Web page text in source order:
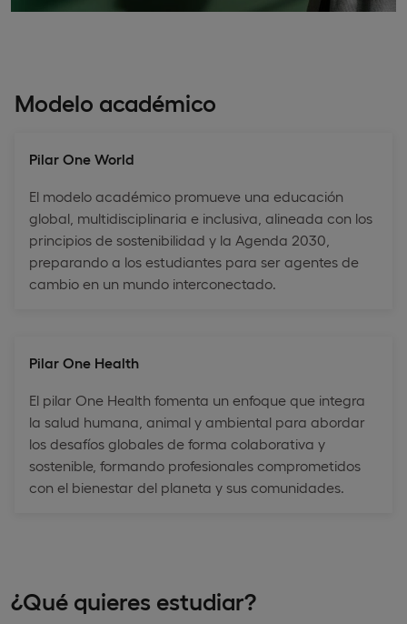
Modelo académico
Pilar One World
El modelo académico promueve una educación
global, multidisciplinaria e inclusiva, alineada con los
principios de sostenibilidad y la Agenda 2030,
preparando a los estudiantes para ser agentes de
cambio en un mundo interconectado.
Pilar One Health
El pilar One Health fomenta un enfoque que integra
la salud humana, animal y ambiental para abordar
los desafíos globales de forma colaborativa y
sostenible, formando profesionales comprometidos
con el bienestar del planeta y sus comunidades.
¿Qué quieres estudiar?